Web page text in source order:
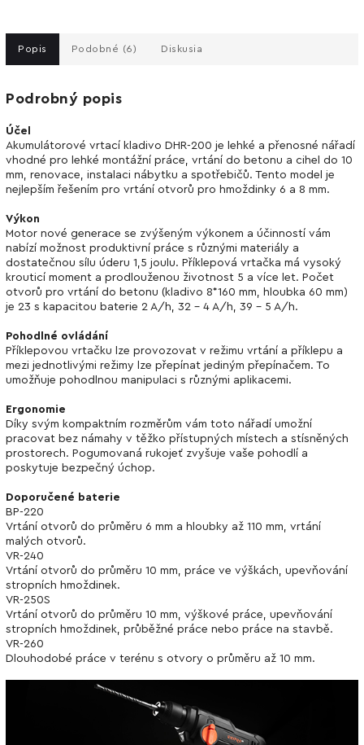
Popis Podobné (6) Diskusia
Podrobný popis
Účel
Akumulátorové vrtací kladivo DHR-200 je lehké a přenosné nářadí
vhodné pro lehké montážní práce, vrtání do betonu a cihel do 10
mm, renovace, instalaci nábytku a spotřebičů. Tento model je
nejlepším řešením pro vrtání otvorů pro hmoždinky 6 a 8 mm.
Výkon
Motor nové generace se zvýšeným výkonem a účinností vám
nabízí možnost produktivní práce s různými materiály a
dostatečnou sílu úderu 1,5 joulu. Příklepová vrtačka má vysoký
krouticí moment a prodlouženou životnost 5 a více let. Počet
otvorů pro vrtání do betonu (kladivo 8*160 mm, hloubka 60 mm)
je 23 s kapacitou baterie 2 A/h, 32 - 4 A/h, 39 - 5 A/h.
Pohodlné ovládání
Příklepovou vrtačku lze provozovat v režimu vrtání a příklepu a
mezi jednotlivými režimy lze přepínat jediným přepínačem. To
umožňuje pohodlnou manipulaci s různými aplikacemi.
Ergonomie
Díky svým kompaktním rozměrům vám toto nářadí umožní
pracovat bez námahy v těžko přístupných místech a stísněných
prostorech. Pogumovaná rukojeť zvyšuje vaše pohodlí a
poskytuje bezpečný úchop.
Doporučené baterie
BP-220
Vrtání otvorů do průměru 6 mm a hloubky až 110 mm, vrtání
malých otvorů.
VR-240
Vrtání otvorů do průměru 10 mm, práce ve výškách, upevňování
stropních hmoždinek.
VR-250S
Vrtání otvorů do průměru 10 mm, výškové práce, upevňování
stropních hmoždinek, průběžné práce nebo práce na stavbě.
VR-260
Dlouhodobé práce v terénu s otvory o průměru až 10 mm.